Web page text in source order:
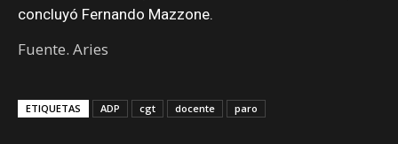
concluyó Fernando Mazzone.
Fuente. Aries
ETIQUETAS ADP cgt docente paro